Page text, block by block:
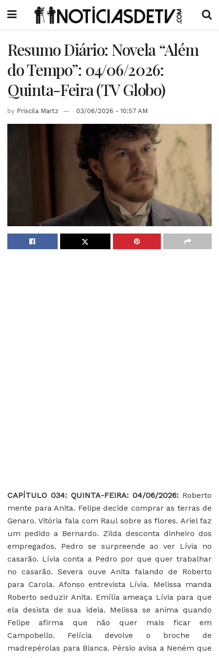
Resumo Diário: Novela “Além
do Tempo”: 04/06/2026:
Quinta-Feira (TV Globo)
by Priscila Martz 03/06/2026 - 10:57 AM
CAPÍTULO 034: QUINTA-FEIRA: 04/06/2026: Roberto
mente para Anita. Felipe decide comprar as terras de
Genaro. Vitória fala com Raul sobre as flores. Ariel faz
um pedido a Bernardo. Zilda desconta dinheiro dos
empregados. Pedro se surpreende ao ver Lívia no
casarão. Lívia conta a Pedro por que quer trabalhar
no casarão. Severa ouve Anita falando de Roberto
para Carola. Afonso entrevista Lívia. Melissa manda
Roberto seduzir Anita. Emília ameaça Lívia para que
ela desista de sua ideia. Melissa se anima quando
Felipe afirma que não quer mais ficar em
Campobello. Felícia devolve o broche de
madrepérolas para Bianca. Pérsio avisa a Neném que